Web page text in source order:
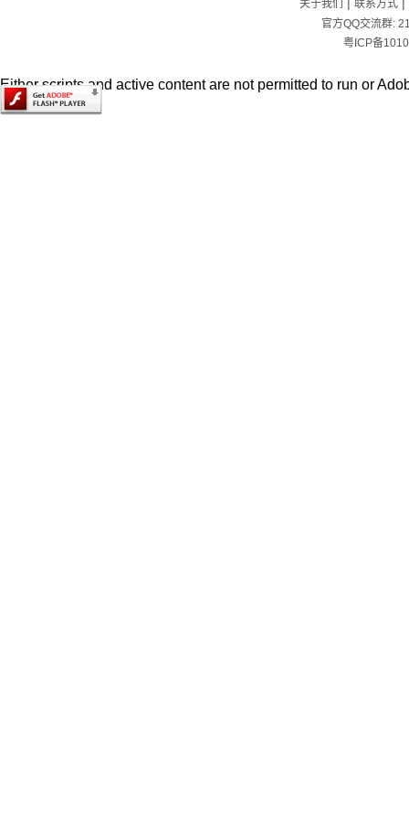
关于我们 联系方式
官方QQ交流群:
粤ICP备
Either scripts and active content are not permitted to run or